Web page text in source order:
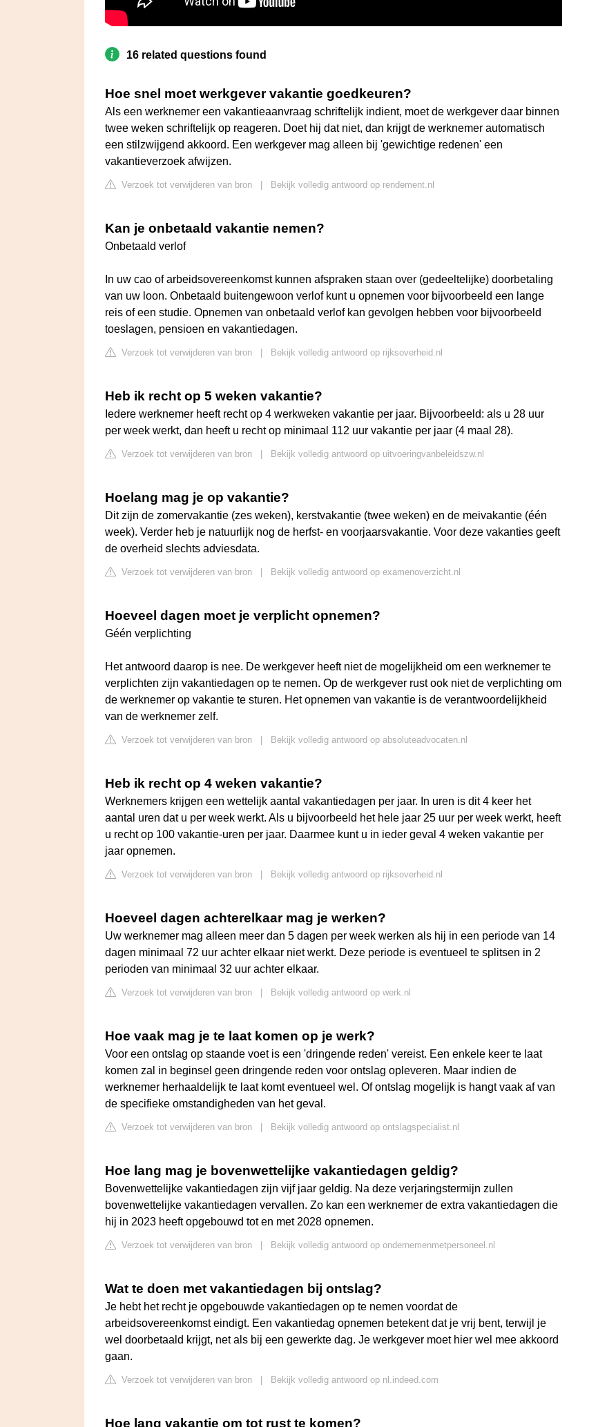
16 related questions found
Hoe snel moet werkgever vakantie goedkeuren?
Als een werknemer een vakantieaanvraag schriftelijk indient, moet de werkgever daar binnen
twee weken schriftelijk op reageren. Doet hij dat niet, dan krijgt de werknemer automatisch
een stilzwijgend akkoord. Een werkgever mag alleen bij 'gewichtige redenen' een
vakantieverzoek afwijzen.
Verzoek tot verwijderen van bron Bekijk volledig antwoord op rendement.nl
Kan je onbetaald vakantie nemen?
Onbetaald verlof
In uw cao of arbeidsovereenkomst kunnen afspraken staan over (gedeeltelijke) doorbetaling
van uw loon. Onbetaald buitengewoon verlof kunt u opnemen voor bijvoorbeeld een lange
reis of een studie. Opnemen van onbetaald verlof kan gevolgen hebben voor bijvoorbeeld
toeslagen, pensioen en vakantiedagen.
Verzoek tot verwijderen van bron Bekijk volledig antwoord op rijksoverheid.nl
Heb ik recht op 5 weken vakantie?
Iedere werknemer heeft recht op 4 werkweken vakantie per jaar. Bijvoorbeeld: als u 28 uur
per week werkt, dan heeft u recht op minimaal 112 uur vakantie per jaar (4 maal 28).
Verzoek tot verwijderen van bron Bekijk volledig antwoord op uitvoeringvanbeleidszw.nl
Hoelang mag je op vakantie?
Dit zijn de zomervakantie (zes weken), kerstvakantie (twee weken) en de meivakantie (één
week). Verder heb je natuurlijk nog de herfst- en voorjaarsvakantie. Voor deze vakanties geeft
de overheid slechts adviesdata.
Verzoek tot verwijderen van bron Bekijk volledig antwoord op examenoverzicht.nl
Hoeveel dagen moet je verplicht opnemen?
Géén verplichting
Het antwoord daarop is nee. De werkgever heeft niet de mogelijkheid om een werknemer te
verplichten zijn vakantiedagen op te nemen. Op de werkgever rust ook niet de verplichting om
de werknemer op vakantie te sturen. Het opnemen van vakantie is de verantwoordelijkheid
van de werknemer zelf.
Verzoek tot verwijderen van bron Bekijk volledig antwoord op absoluteadvocaten.nl
Heb ik recht op 4 weken vakantie?
Werknemers krijgen een wettelijk aantal vakantiedagen per jaar. In uren is dit 4 keer het
aantal uren dat u per week werkt. Als u bijvoorbeeld het hele jaar 25 uur per week werkt, heeft
u recht op 100 vakantie-uren per jaar. Daarmee kunt u in ieder geval 4 weken vakantie per
jaar opnemen.
Verzoek tot verwijderen van bron Bekijk volledig antwoord op rijksoverheid.nl
Hoeveel dagen achterelkaar mag je werken?
Uw werknemer mag alleen meer dan 5 dagen per week werken als hij in een periode van 14
dagen minimaal 72 uur achter elkaar niet werkt. Deze periode is eventueel te splitsen in 2
perioden van minimaal 32 uur achter elkaar.
Verzoek tot verwijderen van bron Bekijk volledig antwoord op werk.nl
Hoe vaak mag je te laat komen op je werk?
Voor een ontslag op staande voet is een 'dringende reden' vereist. Een enkele keer te laat
komen zal in beginsel geen dringende reden voor ontslag opleveren. Maar indien de
werknemer herhaaldelijk te laat komt eventueel wel. Of ontslag mogelijk is hangt vaak af van
de specifieke omstandigheden van het geval.
Verzoek tot verwijderen van bron Bekijk volledig antwoord op ontslagspecialist.nl
Hoe lang mag je bovenwettelijke vakantiedagen geldig?
Bovenwettelijke vakantiedagen zijn vijf jaar geldig. Na deze verjaringstermijn zullen
bovenwettelijke vakantiedagen vervallen. Zo kan een werknemer de extra vakantiedagen die
hij in 2023 heeft opgebouwd tot en met 2028 opnemen.
Verzoek tot verwijderen van bron Bekijk volledig antwoord op ondernemenmetpersoneel.nl
Wat te doen met vakantiedagen bij ontslag?
Je hebt het recht je opgebouwde vakantiedagen op te nemen voordat de
arbeidsovereenkomst eindigt. Een vakantiedag opnemen betekent dat je vrij bent, terwijl je
wel doorbetaald krijgt, net als bij een gewerkte dag. Je werkgever moet hier wel mee akkoord
gaan.
Verzoek tot verwijderen van bron Bekijk volledig antwoord op nl.indeed.com
Hoe lang vakantie om tot rust te komen?